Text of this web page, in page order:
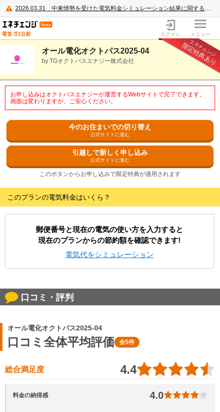
2026.03.31 中東情勢を受けた電気料金シミュレーション結果に関するご案内
電力・ガス比較サイト エネチェンジ
ログイン メニュー
オール電化オクトパス2025-04
by TGオクトパスエナジー株式会社
エネチェンジ
限定特典あり
お申し込みはオクトパスエナジーが運営するWebサイトで完了できます。
画面は変わりますが、ご安心ください。
今のお住まいでの切り替え
公式サイトに進む
引越しで新しく申し込み
公式サイトに進む
このボタンからお申し込みで限定特典が適用されます
このプランの電気料金はいくら？
郵便番号と現在の電気の使い方を入力すると
現在のプランからの節約額を確認できます!
電気代をシミュレーション
口コミ・評判
オール電化オクトパス2025-04
口コミ全体平均評価 全5件
総合満足度 4.4
料金の納得感 4.0